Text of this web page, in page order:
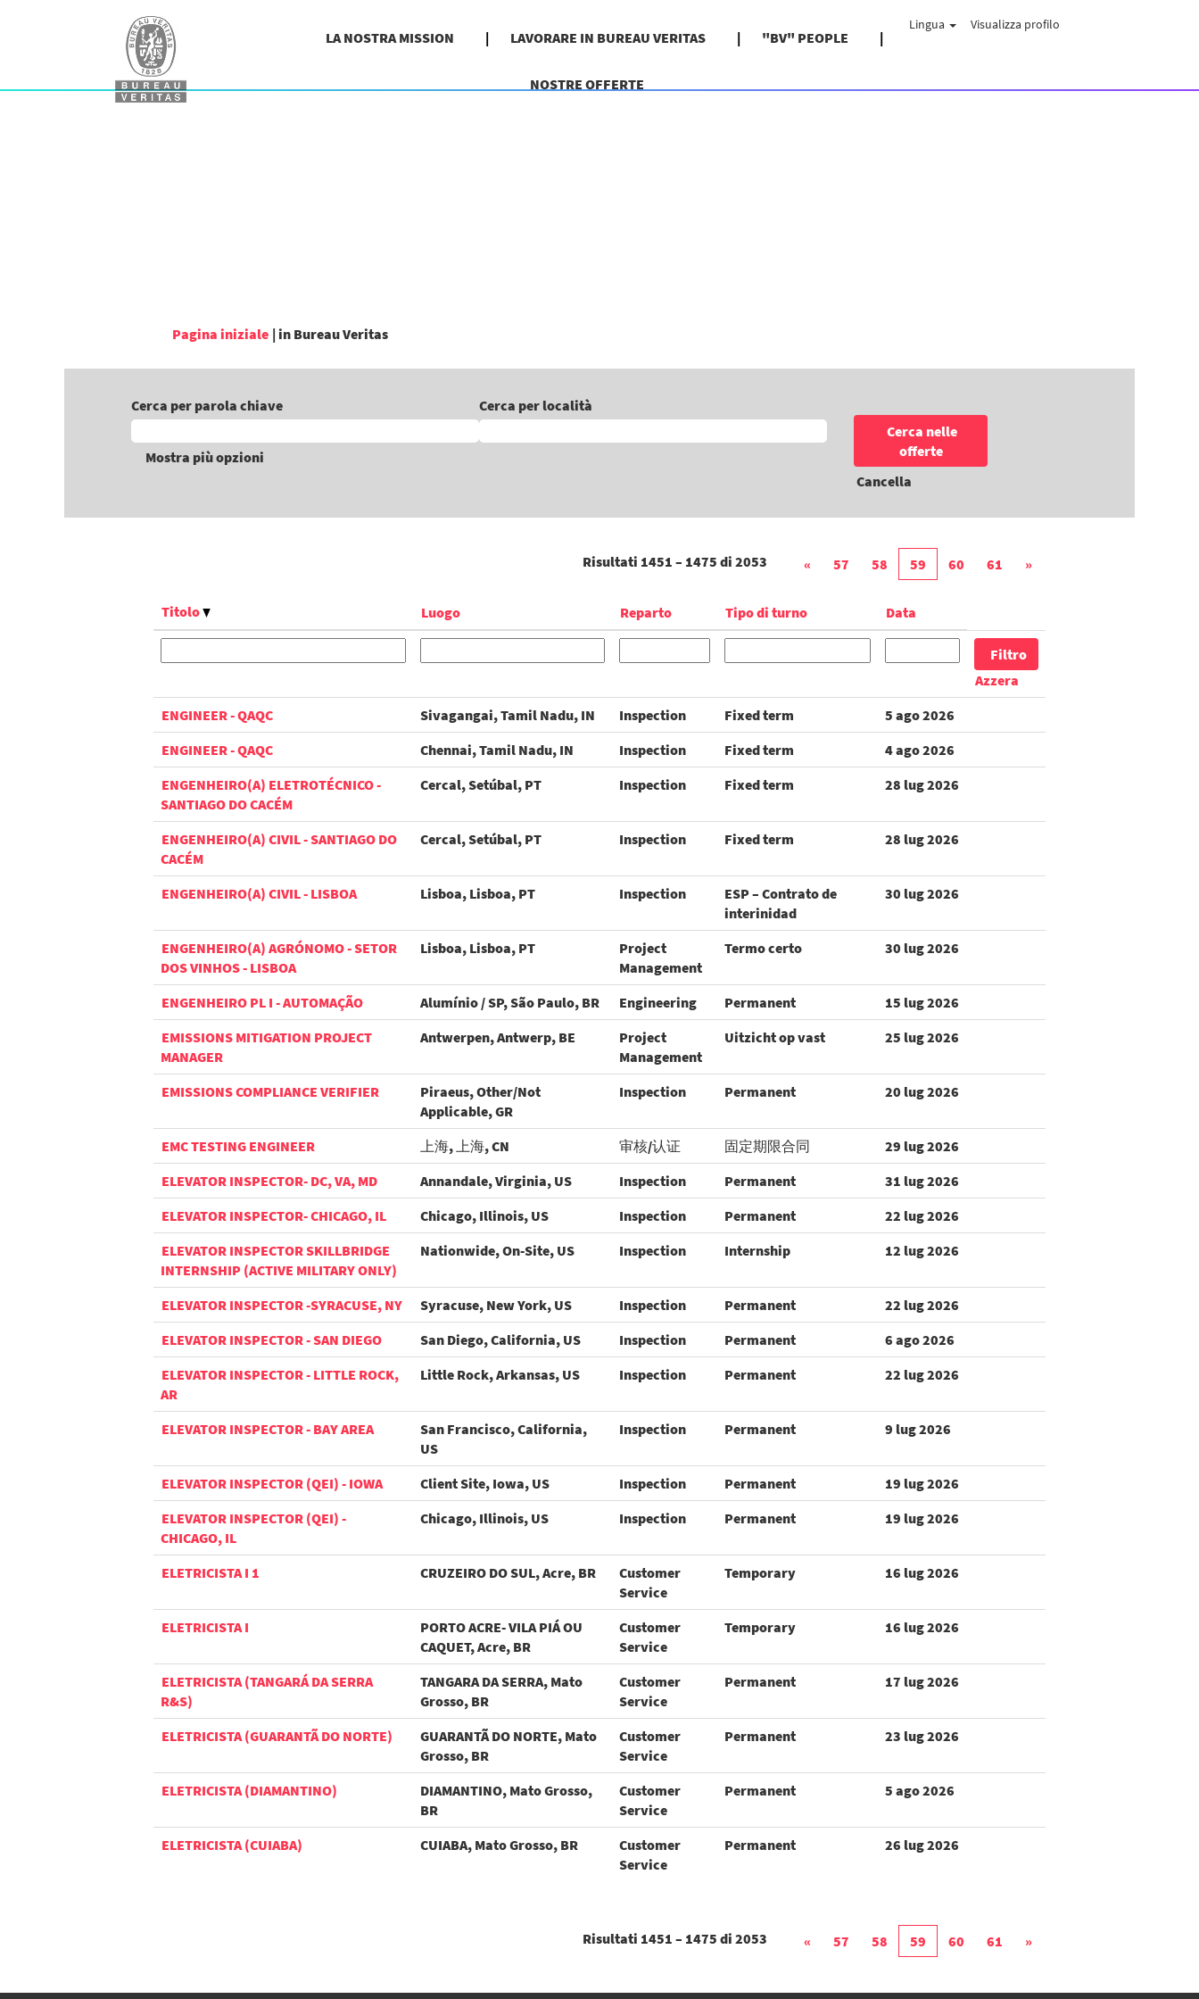
LA NOSTRA MISSION LAVORARE IN BUREAU VERITAS "BV" PEOPLE
NOSTRE OFFERTE
Lingua Visualizza profilo
Pagina iniziale | in Bureau Veritas(pagina
Cerca per parola chiave Cerca per località
Mostra più opzioni
Cancella
Risultati 1451 – 1475 di 2053 « 57 58 59 60 61 »
Titolo Luogo Reparto Tipo di turno Data
Azzera
ENGINEER - QAQC
Sivagangai, Tamil Nadu, IN Inspection Fixed term
5 ago 2026
ENGINEER - QAQC
Chennai, Tamil Nadu, IN Inspection Fixed term
4 ago 2026
ENGENHEIRO(A) ELETROTÉCNICO -
SANTIAGO DO CACÉM
Cercal, Setúbal, PT Inspection Fixed term 28 lug 2026
ENGENHEIRO(A) CIVIL - SANTIAGO DO
CACÉM
Cercal, Setúbal, PT Inspection Fixed term 28 lug 2026
ENGENHEIRO(A) CIVIL - LISBOA Lisboa, Lisboa, PT Inspection
ESP – Contrato de
interinidad
30 lug 2026
ENGENHEIRO(A) AGRÓNOMO - SETOR
DOS VINHOS - LISBOA
Lisboa, Lisboa, PT
Project
Management
Termo certo 30 lug 2026
ENGENHEIRO PL I - AUTOMAÇÃO Alumínio / SP, São Paulo, BR Engineering Permanent
15 lug 2026
EMISSIONS MITIGATION PROJECT
MANAGER
Antwerpen, Antwerp, BE
Project
Management
Uitzicht op vast 25 lug 2026
EMISSIONS COMPLIANCE VERIFIER
Piraeus, Other/Not
Applicable, GR
Inspection Permanent 20 lug 2026
EMC TESTING ENGINEER 上海, 上海, CN 审核/认证 固定期限合同
29 lug 2026
ELEVATOR INSPECTOR- DC, VA, MD
Annandale, Virginia, US Inspection Permanent
31 lug 2026
ELEVATOR INSPECTOR- CHICAGO, IL
Chicago, Illinois, US Inspection Permanent
22 lug 2026
ELEVATOR INSPECTOR SKILLBRIDGE
INTERNSHIP (ACTIVE MILITARY ONLY)
Nationwide, On-Site, US Inspection Internship 12 lug 2026
ELEVATOR INSPECTOR -SYRACUSE, NY Syracuse, New York, US Inspection Permanent
22 lug 2026
ELEVATOR INSPECTOR - SAN DIEGO
San Diego, California, US Inspection Permanent
6 ago 2026
ELEVATOR INSPECTOR - LITTLE ROCK,
AR
Little Rock, Arkansas, US Inspection Permanent 22 lug 2026
ELEVATOR INSPECTOR - BAY AREA
San Francisco, California,
US
Inspection Permanent 9 lug 2026
ELEVATOR INSPECTOR (QEI) - IOWA Client Site, Iowa, US Inspection Permanent
19 lug 2026
ELEVATOR INSPECTOR (QEI) -
CHICAGO, IL
Chicago, Illinois, US Inspection Permanent 19 lug 2026
ELETRICISTA I 1 CRUZEIRO DO SUL, Acre, BR
Customer
Service
Temporary 16 lug 2026
ELETRICISTA I
PORTO ACRE- VILA PIÁ OU
CAQUET, Acre, BR
Customer
Service
Temporary 16 lug 2026
ELETRICISTA (TANGARÁ DA SERRA
R&S)
TANGARA DA SERRA, Mato
Grosso, BR
Customer
Service
Permanent 17 lug 2026
ELETRICISTA (GUARANTÃ DO NORTE)
GUARANTÃ DO NORTE, Mato
Grosso, BR
Customer
Service
Permanent 23 lug 2026
ELETRICISTA (DIAMANTINO)
DIAMANTINO, Mato Grosso,
BR
Customer
Service
Permanent 5 ago 2026
ELETRICISTA (CUIABA) CUIABA, Mato Grosso, BR
Customer
Service
Permanent 26 lug 2026
Risultati 1451 – 1475 di 2053 « 57 58 59 60 61 »